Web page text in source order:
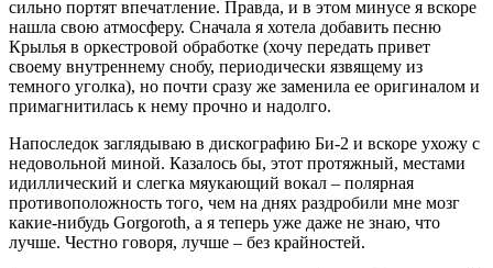
сильно портят впечатление. Правда, и в этом минусе я вскоре
нашла свою атмосферу. Сначала я хотела добавить песню
Крылья в оркестровой обработке (хочу передать привет
своему внутреннему снобу, периодически язвящему из
темного уголка), но почти сразу же заменила ее оригиналом и
примагнитилась к нему прочно и надолго.
Напоследок заглядываю в дискографию Би-2 и вскоре ухожу с
недовольной миной. Казалось бы, этот протяжный, местами
идиллический и слегка мяукающий вокал – полярная
противоположность того, чем на днях раздробили мне мозг
какие-нибудь Gorgoroth, а я теперь уже даже не знаю, что
лучше. Честно говоря, лучше – без крайностей.